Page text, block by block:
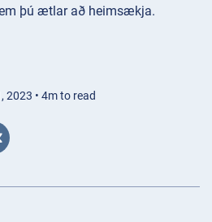
þú ætlar að heimsækja.
2023 • 4m to read